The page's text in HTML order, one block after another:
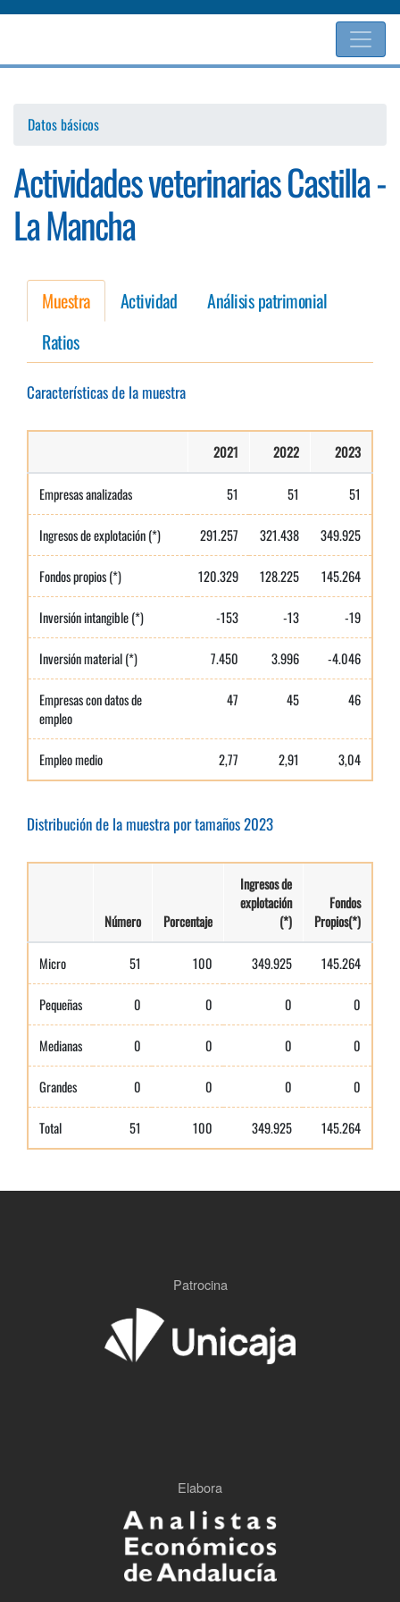
Pasar
contenido
Datos básicos
Actividades veterinarias Castilla -
La Mancha
Muestra Actividad
Análisis patrimonial
Ratios
Características de la muestra
2021 2022 2023
Empresas analizadas 51 51 51
Ingresos de explotación (*) 291.257 321.438 349.925
Fondos propios (*) 120.329 128.225 145.264
Inversión intangible (*) -153 -13 -19
Inversión material (*) 7.450 3.996 -4.046
Empresas con datos de
empleo
47 45 46
Empleo medio 2,77 2,91 3,04
Distribución de la muestra por tamaños 2023
Número Porcentaje
Ingresos de
explotación
(*)
Fondos
Propios(*)
Micro 51 100 349.925 145.264
Pequeñas 0 0 0 0
Medianas 0 0 0 0
Grandes 0 0 0 0
Total 51 100 349.925 145.264
Patrocina
Elabora